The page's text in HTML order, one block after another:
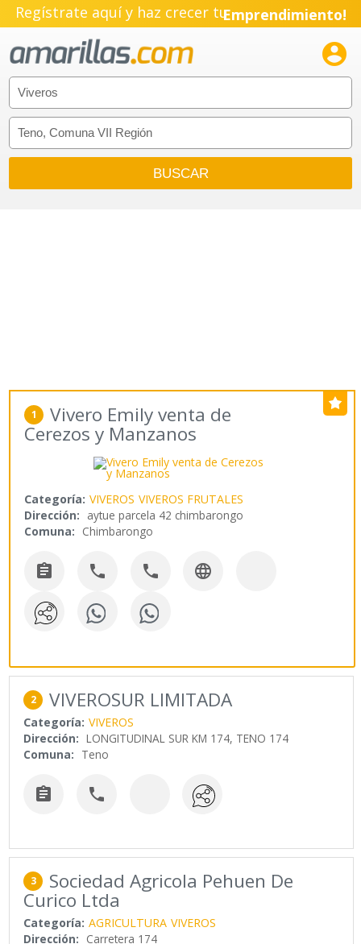
Regístrate aquí y haz crecer tuEmprendimiento!

1 Vivero Emily venta de
Cerezos y Manzanos
Categoría: VIVEROS VIVEROS FRUTALES
Dirección: aytue parcela 42 chimbarongo
Comuna: Chimbarongo
   
2 VIVEROSUR LIMITADA
Categoría: VIVEROS
Dirección: LONGITUDINAL SUR KM 174, TENO 174
Comuna: Teno
 
3 Sociedad Agricola Pehuen De
Curico Ltda
Categoría: AGRICULTURA VIVEROS
Dirección: Carretera 174